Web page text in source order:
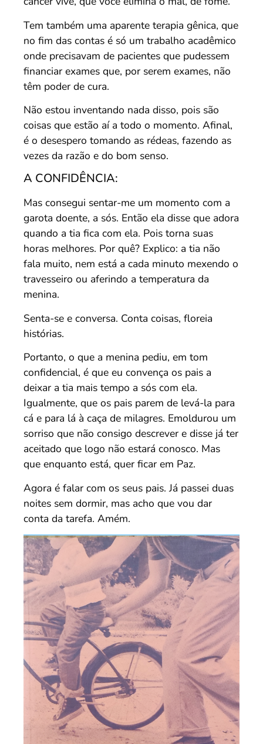
Tem também uma aparente terapia gênica, que
no fim das contas é só um trabalho acadêmico
onde precisavam de pacientes que pudessem
financiar exames que, por serem exames, não
têm poder de cura.
Não estou inventando nada disso, pois são
coisas que estão aí a todo o momento. Afinal,
é o desespero tomando as rédeas, fazendo as
vezes da razão e do bom senso.
A CONFIDÊNCIA:
Mas consegui sentar-me um momento com a
garota doente, a sós. Então ela disse que adora
quando a tia fica com ela. Pois torna suas
horas melhores. Por quê? Explico: a tia não
fala muito, nem está a cada minuto mexendo o
travesseiro ou aferindo a temperatura da
menina.
Senta-se e conversa. Conta coisas, floreia
histórias.
Portanto, o que a menina pediu, em tom
confidencial, é que eu convença os pais a
deixar a tia mais tempo a sós com ela.
Igualmente, que os pais parem de levá-la para
cá e para lá à caça de milagres. Emoldurou um
sorriso que não consigo descrever e disse já ter
aceitado que logo não estará conosco. Mas
que enquanto está, quer ficar em Paz.
Agora é falar com os seus pais. Já passei duas
noites sem dormir, mas acho que vou dar
conta da tarefa. Amém.